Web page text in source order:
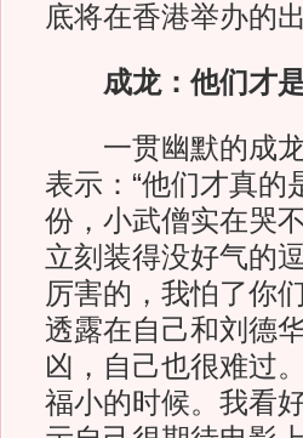
底将在香港举办的
成龙：他们才
一贯幽默的成龙
表示：“他们才真的
份，小武僧实在哭
立刻装得没好气的
厉害的，我怕了你
透露在自己和刘德
凶，自己也很难过
福小的时候。我看